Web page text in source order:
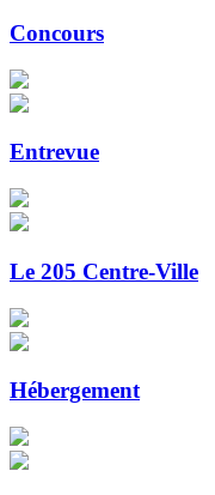
Concours
Entrevue
Le 205 Centre-Ville
Hébergement